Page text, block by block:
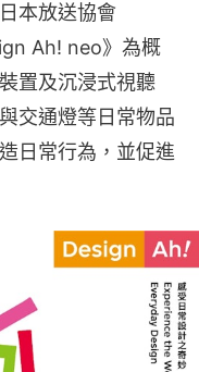
本放送協會
Ah! neo》為概
置及沉浸式視聽
交通燈等日常物品
日常行為，並促進